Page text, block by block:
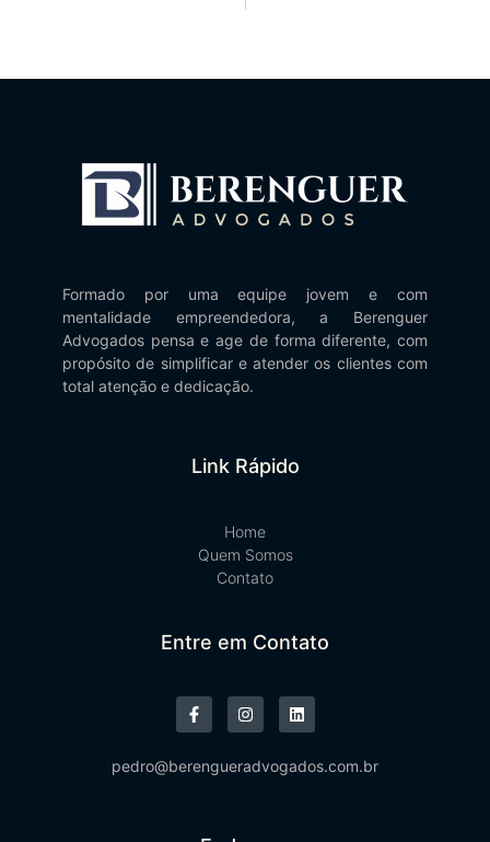
Formado por uma equipe jovem e com
mentalidade empreendedora, a Berenguer
Advogados pensa e age de forma diferente, com
propósito de simplificar e atender os clientes com
total atenção e dedicação.
Link Rápido
Home
Quem Somos
Contato
Entre em Contato
pedro@berengueradvogados.com.br